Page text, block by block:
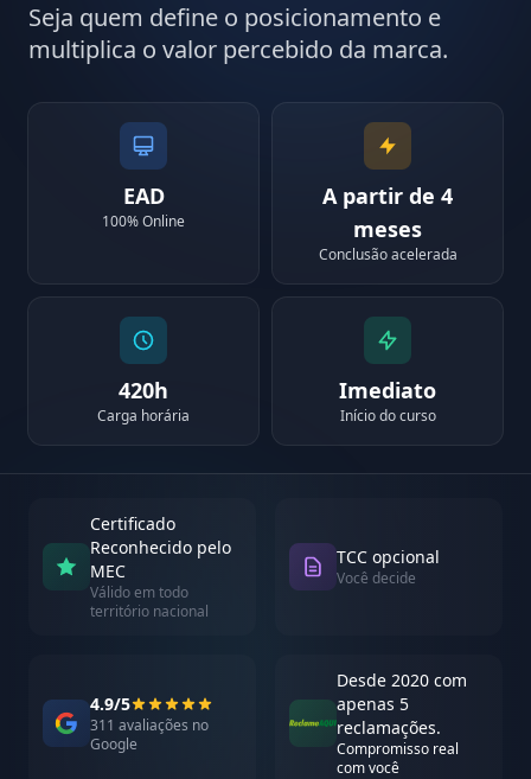
Seja quem define o posicionamento e
multiplica o valor percebido da marca.
EAD
100% Online
A partir de 4
meses
Conclusão acelerada
420h
Carga horária
Imediato
Início do curso
Certificado
Reconhecido pelo
MEC
Válido em todo
território nacional
TCC opcional
Você decide
4.9/5
311 avaliações no
Google
Desde 2020 com
apenas 5
reclamações.
Compromisso real
com você